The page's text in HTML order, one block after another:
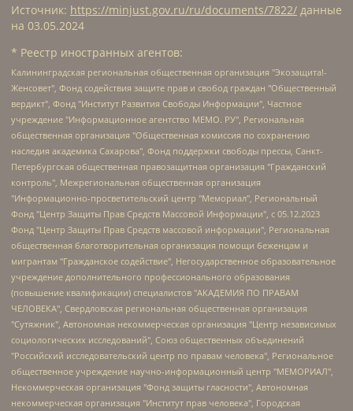
Источник: https://minjust.gov.ru/ru/documents/7822/ данные
на 03.05.2024
* Реестр иностранных агентов:
Калининградская региональная общественная организация "Экозащита!-Женсовет", Фонд содействия защите прав и свобод граждан "Общественный вердикт", Фонд "Институт Развития Свободы Информации", Частное учреждение "Информационное агентство МЕМО. РУ", Региональная общественная организация "Общественная комиссия по сохранению наследия академика Сахарова", Фонд поддержки свободы прессы, Санкт-Петербургская общественная правозащитная организация "Гражданский контроль", Межрегиональная общественная организация "Информационно-просветительский центр "Мемориал", Региональный Фонд "Центр Защиты Прав Средств Массовой Информации", с 05.12.2023 Фонд "Центр Защиты Прав Средств массовой информации", Региональная общественная благотворительная организация помощи беженцам и мигрантам "Гражданское содействие", Негосударственное образовательное учреждение дополнительного профессионального образования (повышение квалификации) специалистов "АКАДЕМИЯ ПО ПРАВАМ ЧЕЛОВЕКА", Свердловская региональная общественная организация "Сутяжник", Автономная некоммерческая организация "Центр независимых социологических исследований", Союз общественных объединений "Российский исследовательский центр по правам человека", Региональное общественное учреждение научно-информационный центр "МЕМОРИАЛ", Некоммерческая организация "Фонд защиты гласности", Автономная некоммерческая организация "Институт прав человека", Городская общественная организация "Екатеринбургское общество "МЕМОРИАЛ", Городская общественная организация "Рязанское историко-просветительское и правозащитное общество "Мемориал" (Рязанский Мемориал), Челябинский региональный орган общественной самодеятельности – женское общественное объединение "Женщины Евразии", Челябинский региональный орган общественной самодеятельности "Уральская правозащитная группа", Фонд содействия защите здоровья и социальной справедливости имени Андрея Рылькова, Автономная Некоммерческая Организация "Аналитический Центр Юрия Левады", Автономная некоммерческая организация социальной поддержки населения "Проект Апрель", Региональная общественная организация помощи женщинам и детям, находящимся в кризисной ситуации "Информационно-методический центр "Анна", Фонд содействия развитию массовых коммуникаций и правовому просвещению "Так-так-Так", Фонд содействия устойчивому развитию "Серебряная тайга", Свердловский региональный общественный фонд социальных проектов "Новое время", "Idel.Реалии", Кавказ.Реалии, Крым.Реалии, Телеканал Настоящее Время, Татаро-башкирская служба Радио Свобода (Azatliq Radiosi), Радио Свободная Европа/Радио Свобода (PCE/PC), "Сибирь.Реалии", "Фактограф", Благотворительный фонд помощи осужденным и их семьям, Автономная некоммерческая организация "Институт глобализации и социальных движений", Фонд "В защиту прав заключенных", Частное учреждение "Центр поддержки и содействия развитию средств массовой информации", Пензенский региональный общественный благотворительный фонд "Гражданский союз", "Север.Реалии", Некоммерческая организация Фонд "Правовая инициатива", Общество с ограниченной ответственностью "Радио Свободная Европа/Радио Свобода", Чешское информационное агентство "MEDIUM-ORIENT", Красноярская региональная общественная организация "Мы против СПИДа", Камалягин Денис Николаевич, Маркелов Сергей Евгеньевич, Пономарев Лев Александрович, Савицкая Людмила Алексеевна, Автономная некоммерческая организация "Центр по работе с проблемой насилия "НАСИЛИЮ.НЕТ", Межрегиональный профессиональный союз работников здравоохранения "Альянс врачей", Юридическое лицо, зарегистрированное в Латвийской Республике, SIA "Medusa Project" (регистрационный номер 40103797863, дата регистрации 10.06.2014), Некоммерческая организация "Фонд по борьбе с коррупцией", Автономная некоммерческая организация "Институт права и публичной политики", Баданин Роман Сергеевич, Гликин Максим Александрович, Железнова Мария Михайловна, Лукьянова Юлия Сергеевна, Маетная Елизавета Витальевна, Маняхин Петр Борисович, Чуракова Ольга Владимировна, Ярош Юлия Петровна, Юридическое лицо "The Insider SIA", зарегистрированное в Риге, Латвийская Республика (дата регистрации 26.06.2015), являющееся администратором доменного имени интернет-издания "The Insider SIA", https://theins.ru, Постернак Алексей Евгеньевич, Рубин Михаил Аркадьевич, Анин Роман Александрович, Юридическое лицо Istories fonds, зарегистрированное в Латвийской Республике (регистрационный номер 50008295751, дата регистрации 24.02.2020), Великовский Дмитрий Александрович, Долинина Ирина Николаевна, Мароховская Алеся Алексеевна, Шлейнов Роман Юрьевич, Шмагун Олеся Валентиновна, Общество с ограниченной ответственностью "Альтаир 2021", Общество с ограниченной ответственностью "Вега 2021", Общество с ограниченной ответственностью "Главный редактор 2021", Общество с ограниченной ответственностью "Ромашки монолит", Важенков Артем Валерьевич, Ивановская областная общественная организация "Центр гендерных исследований", Гурман Юрий Альбертович, Медиапроект "ОВД-Инфо", Егоров Владимир Владимирович, Жилинский Владимир Александрович, Общество с ограниченной ответственностью "ЗП", Иванова София Юрьевна, Карезина Инна Павловна, Кильтау Екатерина Викторовна, Петров Алексей Викторович, Пискунов Сергей Евгеньевич, Смирнов Сергей Сергеевич, Тихонов Михаил Сергеевич, Общество с ограниченной ответственностью "ЖУРНАЛИСТ-ИНОСТРАННЫЙ АГЕНТ", Арапова Галина Юрьевна, Вольтская Татьяна Анатольевна, Американская компания "Mason G.E.S. Anonymous Foundation" (США), являющаяся владельцем интернет-издания https://mnews.world/, Компания "Stichting Bellingcat", зарегистрированная в Нидерландах (дата регистрации 11.07.2018), Захаров Андрей Вячеславович, Клепиковская Екатерина Дмитриевна, Общество с ограниченной ответственностью "МЕМО", Перл Роман Александрович, Симонов Евгений Алексеевич, Соловьева Елена Анатольевна, Сотников Даниил Владимирович, Сурначева Елизавета Дмитриевна, Автономная некоммерческая организация по защите прав человека и информированию населения "Якутия – Наше Мнение", Общество с ограниченной ответственностью "Москоу диджитал медиа", с 26.01.2023 Общество с ограниченной ответственностью "Чайка Белые сады", Ветошкина Валерия Валерьевна, Заговора Максим Александрович, Межрегиональное общественное движение "Российская ЛГБТ - сеть", Оленичев Максим Владимирович, Павлов Иван Юрьевич, Скворцова Елена Сергеевна, Общество с ограниченной ответственностью "Как бы инагент", Кочетков Игорь Викторович, Общество с ограниченной ответственностью "Честные выборы", Еланчик Олег Александрович, Общество с ограниченной ответственностью "Нобелевский призыв", Гималова Регина Эмилевна, Григорьев Андрей Валерьевич, Григорьева Алина Александровна, Ассоциация по содействию защите прав призывников, альтернативнослужащих и военнослужащих "Правозащитная группа "Гражданин.Армия.Право", Хисамова Регина Фаритовна, Автономная некоммерческая организация по реализации социально-правовых программ "Лилит", Дальневосточное общественное движение "Маяк", Санкт-Петербургская ЛГБТ-инициативная группа "Выход", Инициативная группа ЛГБТ+ "Реверс", Алексеев Андрей Викторович, Бекбулатова Таисия Львовна, Беляев Иван Михайлович, Владыкина Елена Сергеевна, Гельман Марат Александрович, Никульшина Вероника Юрьевна, Толоконникова Надежда Андреевна, Шендерович Виктор Анатольевич, Общество с ограниченной ответственностью "Данное сообщение", Общество с ограниченной ответственностью Издательский дом "Новая глава", Айнбиндер Александра Александровна, Московский комьюнити-центр для ЛГБТ+инициатив, Благотворительный фонд развития филантропии, Deutsche Welle (Германия, Kurt-Schumacher-Strasse 3, 53113 Bonn), Борзунова Мария Михайловна, Воробьев Виктор Викторович, Голубева Анна Львовна, Константинова Алла Михайловна, Малкова Ирина Владимировна, Мурадов Мурад Абдулгалимович, Осетинская Елизавета Николаевна, Понасенков Евгений Николаевич, Ганапольский Матвей Юрьевич, Киселев Евгений Алексеевич, Борухович Ирина Григорьевна, Дремин Иван Тимофеевич, Дубровский Дмитрий Викторович, Красноярская региональная общественная организация поддержки и развития альтернативных образовательных технологий и межкультурных коммуникаций "ИНТЕРРА", Маяковская Екатерина Алексеевна, Фейгин Марк Захарович, Филимонов Андрей Викторович, Дзугкоева Регина Николаевна, Доброхотов Роман Александрович, Дудь Юрий Александрович, Елкин Сергей Владимирович, Кругликов Кирилл Игоревич, Сабунаева Мария Леонидовна, Семенов Алексей Владимирович, Шаинян Карен Багратович, Шульман Екатерина Михайловна, Асафьев Артур Валерьевич, Вахштайн Виктор Семенович, Венедиктов Алексей Алексеевич, Лушникова Екатерина Евгеньевна, Волков Леонид Михайлович, Невзоров Александр Глебович, Пархоменко Сергей Борисович, Сироткин Ярослав Николаевич, Кара-Мурза Владимир Владимирович, Баранова Наталья Владимировна, Гозман Леонид Яковлевич, Кагарлицкий Борис Юльевич, Климарев Михаил Валерьевич, Милов Владимир Станиславович, Автономная некоммерческая организация Краснодарский центр современного искусства "Типография", Моргенштерн Алишер Тагирович, Соболь Любовь Эдуардовна, Общество с ограниченной ответственностью "ЛИЗА НОРМ", Каспаров Гарри Кимович, Ходорковский Михаил Борисович, Общество с ограниченной ответственностью "Апрельские тезисы", Данилович Ирина Брониславовна, Кашин Олег Владимирович, Петров Николай Владимирович, Пивоваров Алексей Владимирович, Соколов Михаил Владимирович, Цветкова Юлия Владимировна, Чичваркин Евгений Александрович, Комитет против пыток/Команда против пыток, Общество с ограниченной ответственностью "Первый научный", Общество с ограниченной ответственностью "Вертолет и ко", Белоцерковская Вероника Борисовна, Кац Максим Евгеньевич, Лазарева Татьяна Юрьевна, Шаведдинов Руслан Табризович, Яшин Илья Валерьевич, Общество с ограниченной ответственностью "Иноагент ААВ", Алешковский Дмитрий Петрович, Альбац Евгения Марковна, Быков Дмитрий Львович, Галямина Юлия Евгеньевна, Лойко Сергей Леонидович, Мартынов Кирилл Константинович, Медведев Сергей Александрович, Крашенинников Федор Геннадиевич, Гордеева Катерина Вл